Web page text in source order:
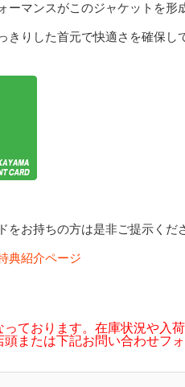
ーマンスがこのジャケットを形
きりした首元で快適さを確保し
をお持ちの方は是非ご提示くだ
典紹介ページ
ております。在庫状況や入
または下記お問い合わせフ